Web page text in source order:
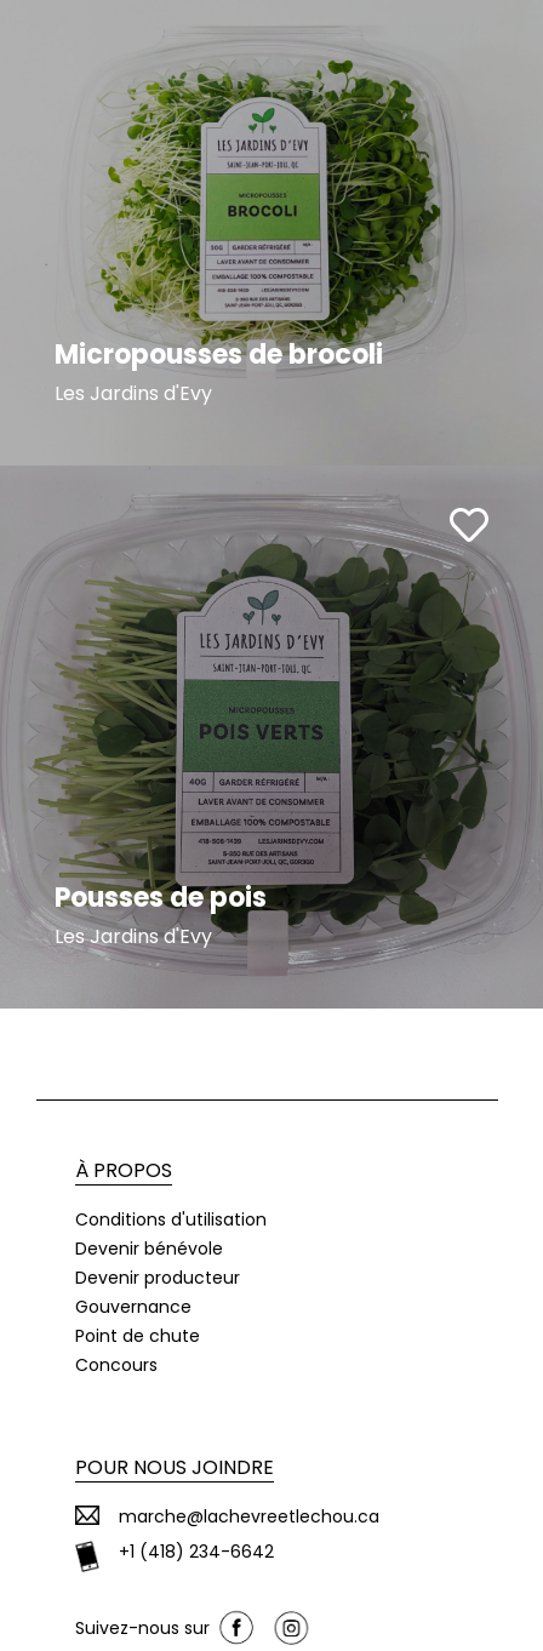
Micropousses de brocoli
Les Jardins d'Evy
Pousses de pois
Les Jardins d'Evy
À PROPOS
Conditions d'utilisation
Devenir bénévole
Devenir producteur
Gouvernance
Point de chute
Concours
POUR NOUS JOINDRE
marche@lachevreetlechou.ca
+1 (418) 234-6642
Suivez-nous sur